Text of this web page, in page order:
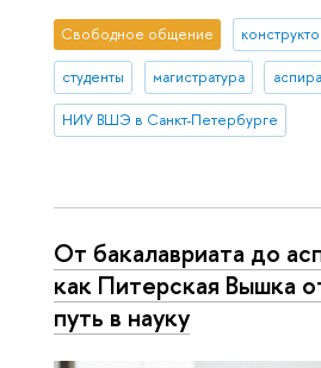
Свободное общение
студенты магистратура
НИУ ВШЭ в Санкт-Петербурге
От бакалавриата до
как Питерская Вышка
путь в науку